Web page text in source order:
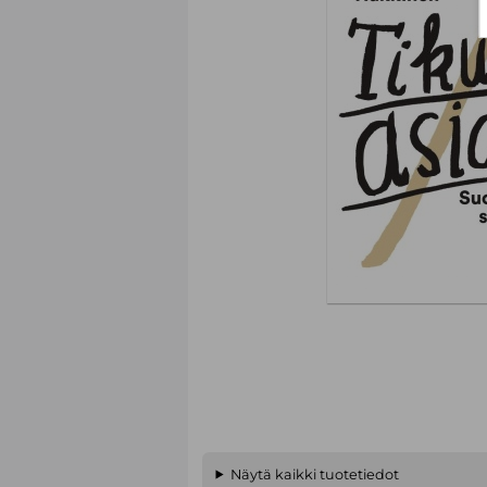
Näytä kaikki tuotetiedot